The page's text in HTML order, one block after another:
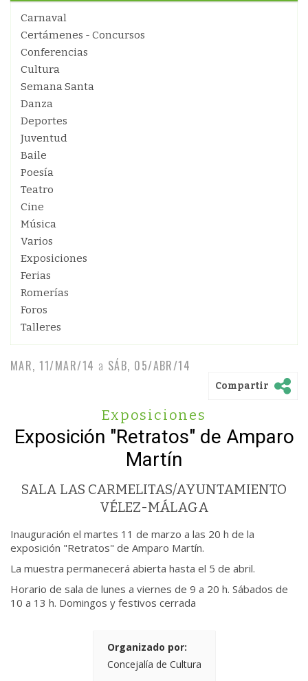
Carnaval
Certámenes - Concursos
Conferencias
Cultura
Semana Santa
Danza
Deportes
Juventud
Baile
Poesía
Teatro
Cine
Música
Varios
Exposiciones
Ferias
Romerías
Foros
Talleres
MAR, 11/MAR/14 a SÁB, 05/ABR/14
Compartir
Exposiciones
Exposición "Retratos" de Amparo
Martín
SALA LAS CARMELITAS/AYUNTAMIENTO
VÉLEZ-MÁLAGA
Inauguración el martes 11 de marzo a las 20 h de la
exposición "Retratos" de Amparo Martín.
La muestra permanecerá abierta hasta el 5 de abril.
Horario de sala de lunes a viernes de 9 a 20 h. Sábados de
10 a 13 h. Domingos y festivos cerrada
Organizado por:
Concejalía de Cultura